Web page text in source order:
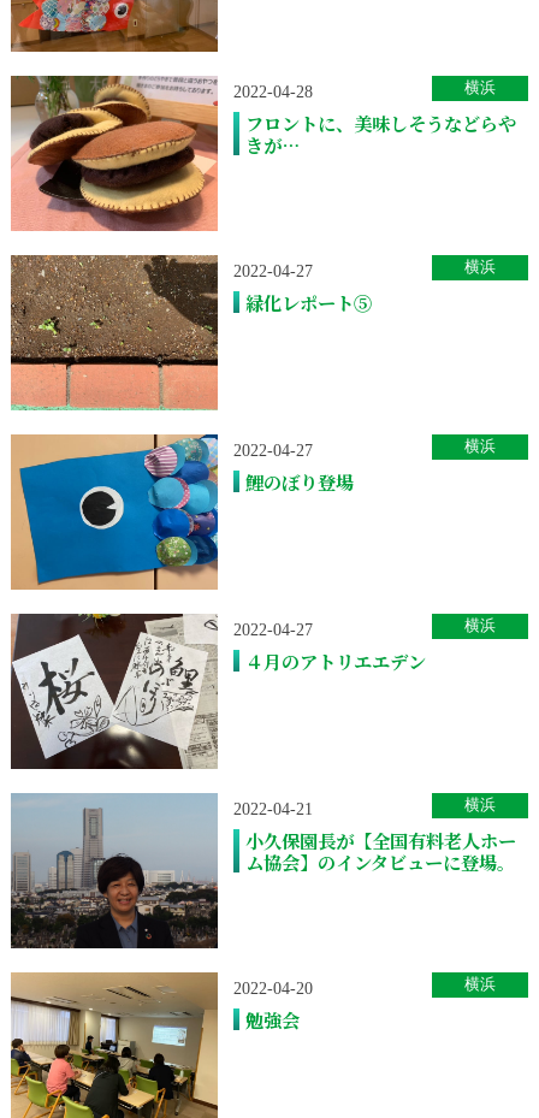
2022-04-28
フロントに、美味しそうなどらや
きが…
横浜
2022-04-27
緑化レポート⑤
横浜
2022-04-27
鯉のぼり登場
横浜
2022-04-27
４月のアトリエエデン
横浜
2022-04-21
小久保園長が【全国有料老人ホー
ム協会】のインタビューに登場。
横浜
2022-04-20
勉強会
横浜